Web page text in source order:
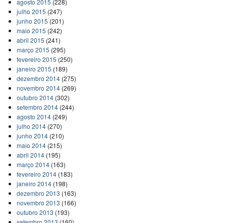
agosto 2015 (228)
julho 2015 (247)
junho 2015 (201)
maio 2015 (242)
abril 2015 (241)
março 2015 (295)
fevereiro 2015 (250)
janeiro 2015 (189)
dezembro 2014(275)
novembro 2014(269)
outubro 2014(302)
setembro 2014(244)
agosto 2014(249)
julho 2014(270)
junho 2014(210)
maio 2014(215)
abril 2014(195)
março 2014(163)
fevereiro 2014(183)
janeiro 2014(198)
dezembro 2013 (163)
novembro 2013 (166)
outubro 2013 (193)